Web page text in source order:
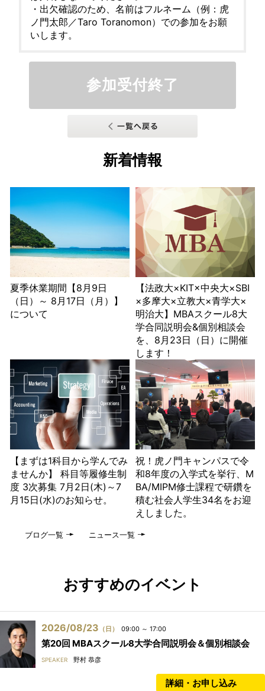
・出欠確認のため、名前はフルネーム（例：虎
ノ門太郎／Taro Toranomon）での参加をお願
いします。
参加受付終了
新着情報
夏季休業期間【8月9日
（日）～ 8月17日（月）】
について
【法政大×KIT×中央大×SBI
×多摩大×立教大×青学大×
明治大】MBAスクール8大
学合同説明会&個別相談会
を、8月23日（日）に開催
します！
【まずは1科目から学んでみ
ませんか】 科目等履修生制
度 3次募集 7月2日(木)～7
月15日(水)のお知らせ。
祝！虎ノ門キャンパスで令
和8年度の入学式を挙行、M
BA/MIPM修士課程で研鑽を
積む社会人学生34名をお迎
えしました。
ブログ一覧 ニュース一覧
おすすめのイベント
2026/08/23 （日） 09:00 ～ 17:00
第20回 MBAスクール8大学合同説明会＆個別相談会
SPEAKER 野村 恭彦
詳細・お申し込み